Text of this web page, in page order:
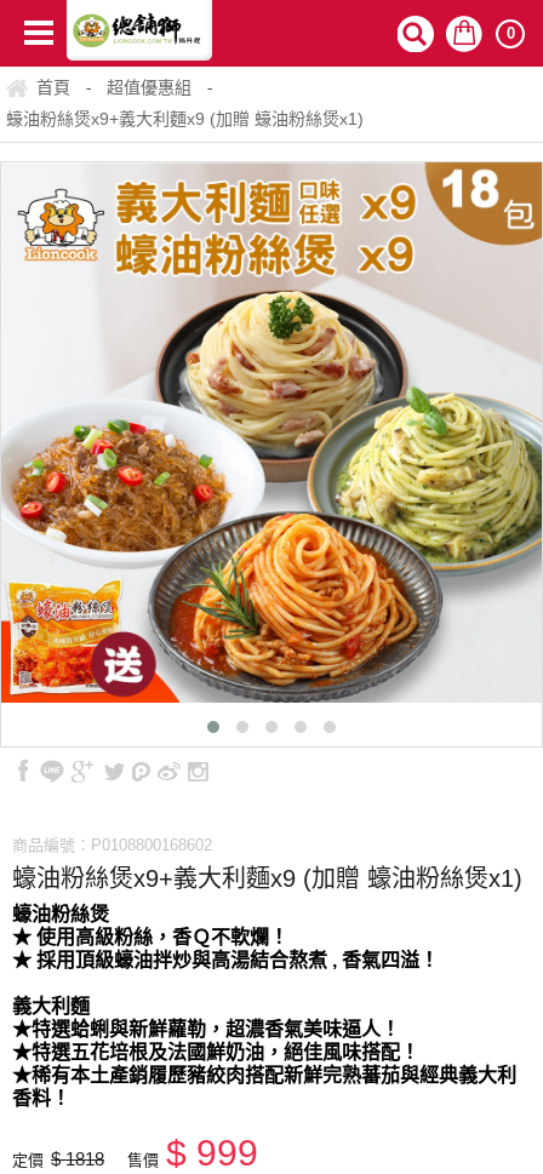
0
首頁 - 超值優惠組 -
蠔油粉絲煲x9+義大利麵x9 (加贈 蠔油粉絲煲x1)
商品編號：P0108800168602
蠔油粉絲煲x9+義大利麵x9 (加贈 蠔油粉絲煲x1)
蠔油粉絲煲
★ 使用高級粉絲，香Ｑ不軟爛！
★ 採用頂級蠔油拌炒與高湯結合熬煮 , 香氣四溢！
義大利麵
★特選蛤蜊與新鮮蘿勒，超濃香氣美味逼人！
★特選五花培根及法國鮮奶油，絕佳風味搭配！
★稀有本土產銷履歷豬絞肉搭配新鮮完熟蕃茄與經典義大利
香料！
定價 $ 1818 售價 $ 999